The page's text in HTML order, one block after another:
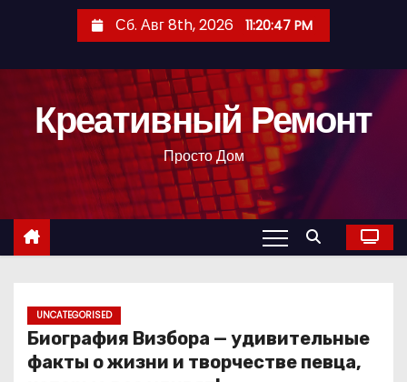
с
Сб. Авг 8th, 2026 11:20:48 PM
Креативный Ремонт
Просто Дом
UNCATEGORISED
Биография Визбора — удивительные
факты о жизни и творчестве певца,